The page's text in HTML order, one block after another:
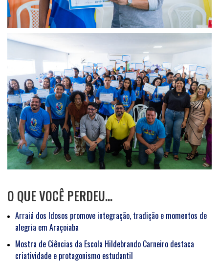
O QUE VOCÊ PERDEU…
Arraiá dos Idosos promove integração, tradição e momentos de
alegria em Araçoiaba
Mostra de Ciências da Escola Hildebrando Carneiro destaca
criatividade e protagonismo estudantil